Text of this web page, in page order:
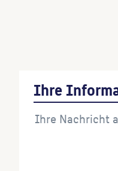
Berlin, Berlin,
verwenden möchten,
Ihre